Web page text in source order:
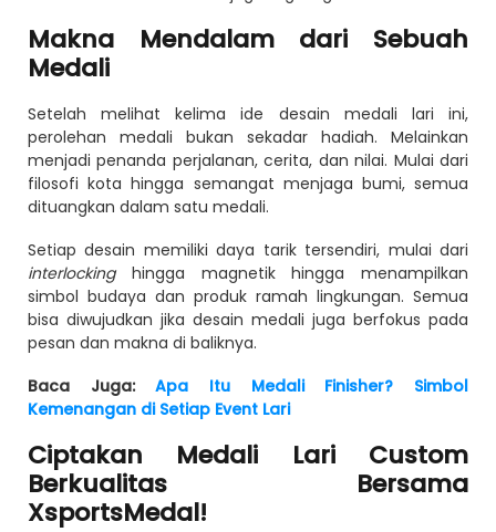
Makna Mendalam dari Sebuah
Medali
Setelah melihat kelima ide desain medali lari ini,
perolehan medali bukan sekadar hadiah. Melainkan
menjadi penanda perjalanan, cerita, dan nilai. Mulai dari
filosofi kota hingga semangat menjaga bumi, semua
dituangkan dalam satu medali.
Setiap desain memiliki daya tarik tersendiri, mulai dari
interlockinghingga magnetik hingga menampilkan
simbol budaya dan produk ramah lingkungan. Semua
bisa diwujudkan jika desain medali juga berfokus pada
pesan dan makna di baliknya.
Baca Juga:Apa Itu Medali Finisher? Simbol
Kemenangan di Setiap Event Lari
Ciptakan Medali Lari Custom
Berkualitas Bersama
XsportsMedal!